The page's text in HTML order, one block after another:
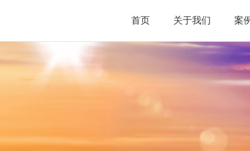
首页 关于我们 案